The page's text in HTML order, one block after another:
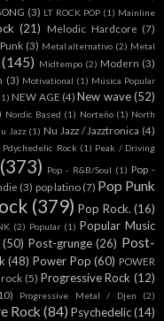
(3) LT ROCK POP (1) Mainline
(21) Melodic Hardcore (7)
(3) Metal alternativo (2) Metal
(145) Midtempo (2) Modern (3)
(3) Motivational (1) Música Popular
NEW AGE (4) New wave (52)
Nordic Based (1) Norteño (1) North
Jazz (1) Nu Jazz / Jazztronica (4)
Pdychedelic Rock (1) Peak / Driving
(373) Pop - R&B/Soul (1) Pop -
(3) pop latino (7) Pop Punk
(379) Pop Rock. (16)
(2) Popular (1) Popular Music
(50) Post-grunge (26) Post-
(48) Power Pop (60) POWER
(5) Progressive Rock (12)
Progressive Metal / Djen (2)
Rock (84) Psychedelic(14)